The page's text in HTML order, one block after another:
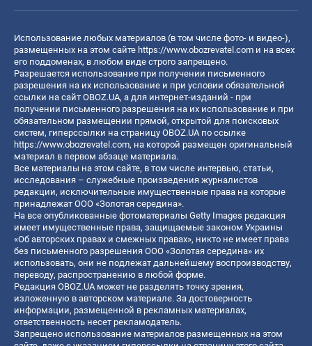
Использование любых материалов (в том числе фото- и видео-),
размещенных на этом сайте https://www.obozrevatel.com и на всех
его поддоменах, в любом виде строго запрещено.
Разрешается использование при получении письменного
разрешения на их использование и при условии обязательной
ссылки на сайт OBOZ.UA, а для интернет-изданий - при
получении письменного разрешения на их использование и при
обязательном размещении прямой, открытой для поисковых
систем, гиперссылки на страницу OBOZ.UA по ссылке
https://www.obozrevatel.com, на которой размещен оригинальный
материал в первом абзаце материала.
Все материалы на этом сайте, в том числе интервью, статьи,
исследования – служебные произведения журналистов
редакции, исключительные имущественные права на которые
принадлежат ООО «Золотая середина».
На все опубликованные фотоматериалы Getty Images редакция
имеет имущественные права, защищаемые законом Украины
«Об авторских правах и смежных правах», никто не имеет права
без письменного разрешения ООО «Золотая середина» их
использовать, они не подлежат дальнейшему воспроизводству,
переводу, распространению в любой форме.
Редакция OBOZ.UA может не разделять точку зрения,
изложенную в авторском материале. За достоверность
информации, размещенной в рекламных материалах,
ответственность несет рекламодатель.
Запрещено использование материалов размещенных на этом